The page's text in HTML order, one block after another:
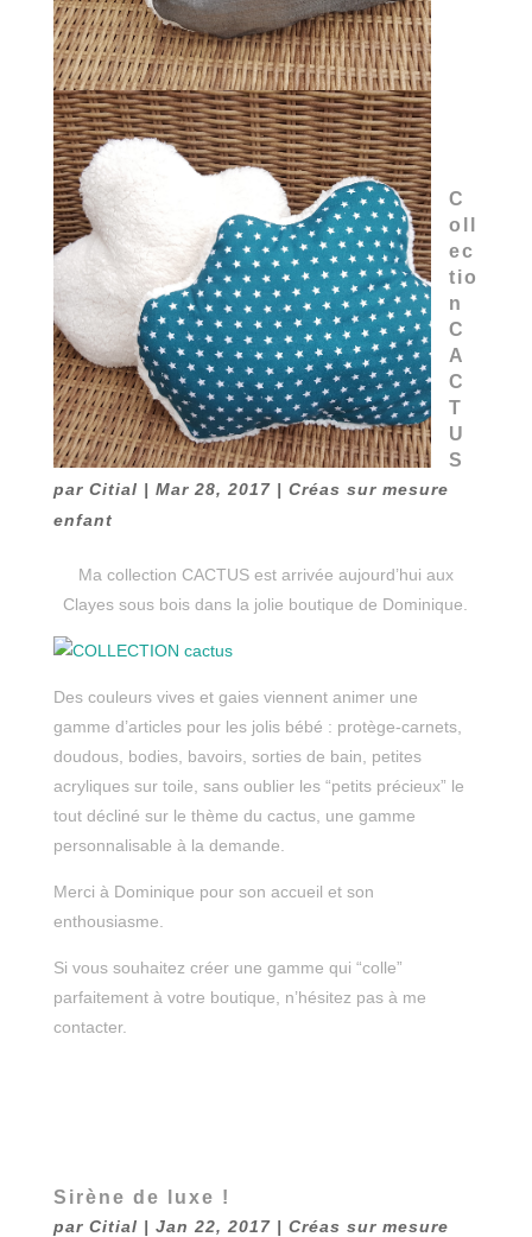
C
oll
ec
tio
n
C
A
C
T
U
S
par Citial | Mar 28, 2017| Créas sur mesure
enfant
Ma collection CACTUS est arrivée aujourd’hui aux
Clayes sous bois dans la jolie boutique de Dominique.
Des couleurs vives et gaies viennent animer une
gamme d’articles pour les jolis bébé : protège-carnets,
doudous, bodies, bavoirs, sorties de bain, petites
acryliques sur toile, sans oublier les “petits précieux” le
tout décliné sur le thème du cactus, une gamme
personnalisable à la demande.
Merci à Dominique pour son accueil et son
enthousiasme.
Si vous souhaitez créer une gamme qui “colle”
parfaitement à votre boutique, n’hésitez pas à me
contacter.
Sirène de luxe !
par Citial | Jan 22, 2017| Créas sur mesure